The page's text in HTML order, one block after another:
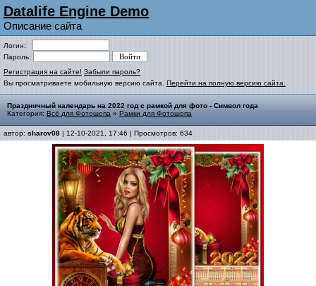
Datalife Engine Demo
Описание сайта
Логин:
Пароль:
Регистрация на сайте! Забыли пароль?
Вы просматриваете мобильную версию сайта. Перейти на полную версию сайта.
Праздничный календарь на 2022 год с рамкой для фото - Символ года
Категория: Всё для Фотошопа » Рамки для Фотошопа
автор: sharov08 | 12-10-2021, 17:46 | Просмотров: 634